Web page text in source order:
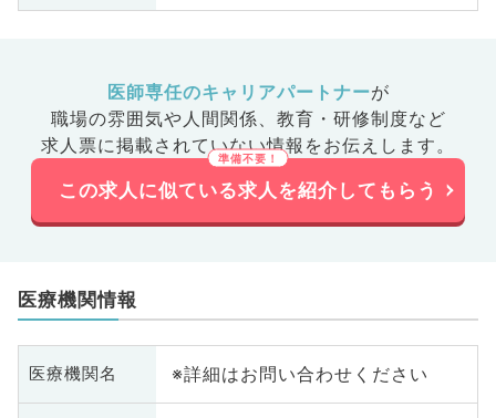
医師専任のキャリアパートナーが
職場の雰囲気や人間関係、 教育・研修制度など
求人票に掲載されていない情報をお伝えします。
この求人に似ている求人を紹介してもらう
医療機関情報
医療機関名 ※詳細はお問い合わせください